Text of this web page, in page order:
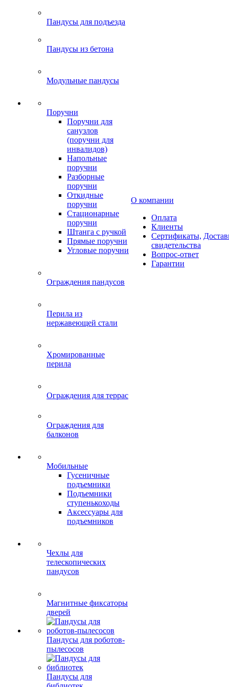
Пандусы для подъезда
Пандусы из бетона
Модульные пандусы
Поручни
Поручни для
санузлов
(поручни для
инвалидов)
Напольные
поручни
Разборные
поручни
Откидные
поручни
Стационарные
поручни
Штанга с ручкой
Прямые поручни
Угловые поручни
Ограждения пандусов
Перила из
нержавеющей стали
Хромированные
перила
Ограждения для террас
Ограждения для
балконов
Мобильные
Гусеничные
подъемники
Подъемники
ступенькоходы
Аксессуары для
подъемников
Чехлы для
телескопических
пандусов
Магнитные фиксаторы
дверей
Пандусы для роботов-
пылесосов
Пандусы для
О компании
Оплата
Клиенты
Сертификаты,
свидетельства
Вопрос-ответ
Гарантии